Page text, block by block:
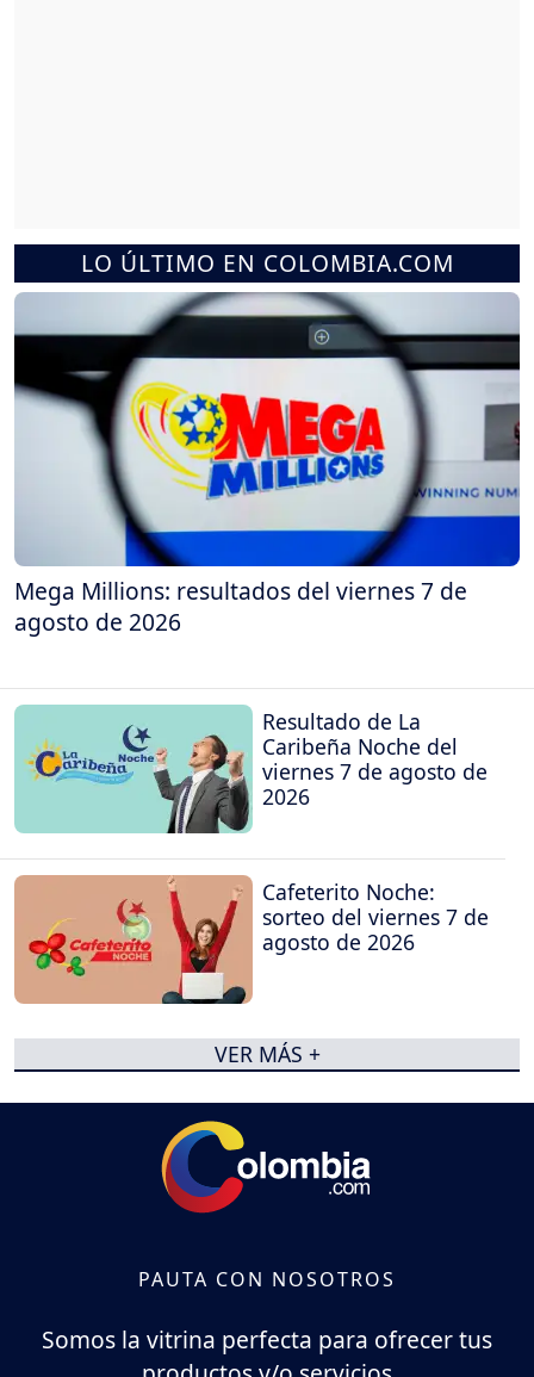
LO ÚLTIMO EN COLOMBIA.COM
Mega Millions: resultados del viernes 7 de
agosto de 2026
Resultado de La
Caribeña Noche del
viernes 7 de agosto de
2026
Cafeterito Noche:
sorteo del viernes 7 de
agosto de 2026
VER MÁS +
PAUTA CON NOSOTROS
Somos la vitrina perfecta para ofrecer tus